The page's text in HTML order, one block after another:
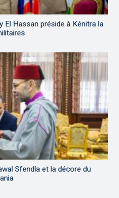
El Hassan préside à Kénitra la
Sfendla et la décore du